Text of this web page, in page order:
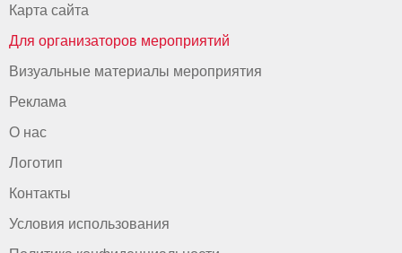
Карта сайта
Для организаторов мероприятий
Визуальные материалы мероприятия
Реклама
О нас
Логотип
Контакты
Условия использования